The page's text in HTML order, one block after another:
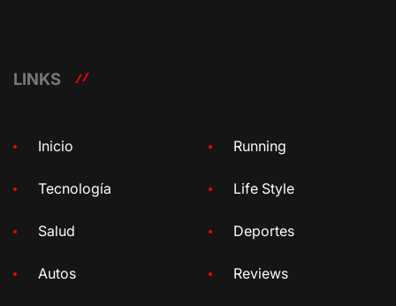
LINKS
Inicio Running
Tecnología Life Style
Salud Deportes
Autos Reviews